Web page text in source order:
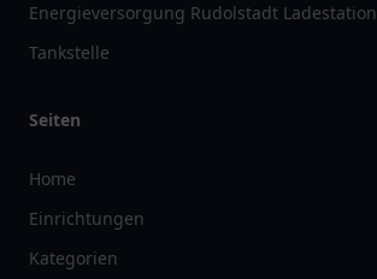
Energieversorgung Rudolstadt Ladestation
Tankstelle
Seiten
Home
Einrichtungen
Kategorien